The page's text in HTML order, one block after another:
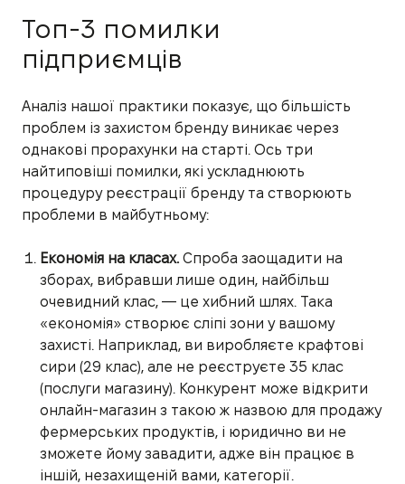
Топ-3 помилки
підприємців
Аналіз нашої практики показує, що більшість
проблем із захистом бренду виникає через
однакові прорахунки на старті. Ось три
найтиповіші помилки, які ускладнюють
процедуру реєстрації бренду та створюють
проблеми в майбутньому:
Економія на класах. Спроба заощадити на
зборах, вибравши лише один, найбільш
очевидний клас, — це хибний шлях. Така
«економія» створює сліпі зони у вашому
захисті. Наприклад, ви виробляєте крафтові
сири (29 клас), але не реєструєте 35 клас
(послуги магазину). Конкурент може відкрити
онлайн-магазин з такою ж назвою для продажу
фермерських продуктів, і юридично ви не
зможете йому завадити, адже він працює в
іншій, незахищеній вами, категорії.